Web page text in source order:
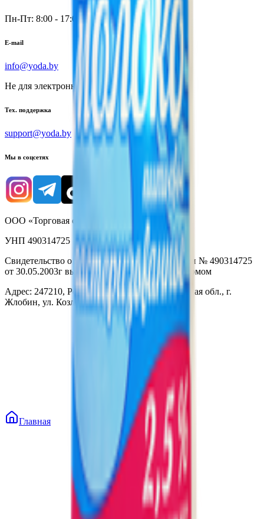
Пн-Пт: 8:00 - 17:00
E-mail
info@yoda.by
Не для электронных обращений
Тех. поддержка
support@yoda.by
Мы в соцсетях
ООО «Торговая сеть «Продмир»
УНП 490314725
Свидетельство о государственной регистрации № 490314725
от 30.05.2003г выдано Гомельским облисполкомом
Адрес: 247210, Республика Беларусь, Гомельская обл., г.
Жлобин, ул. Козлова 2-А
Главная